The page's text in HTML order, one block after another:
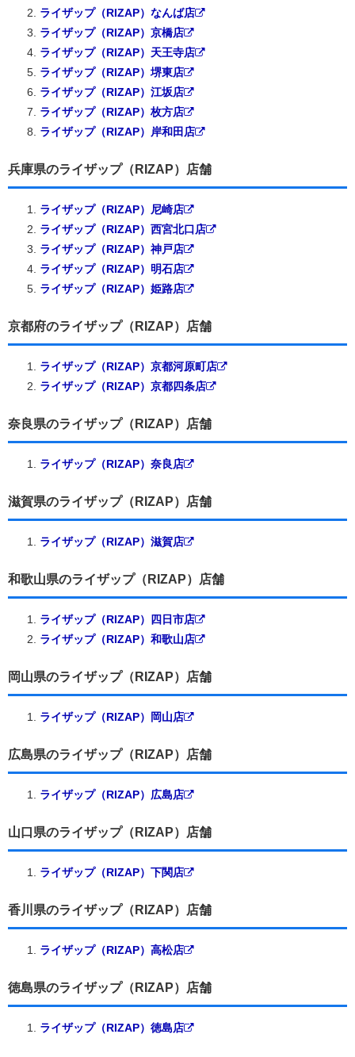
ライザップ（RIZAP）なんば店
ライザップ（RIZAP）京橋店
ライザップ（RIZAP）天王寺店
ライザップ（RIZAP）堺東店
ライザップ（RIZAP）江坂店
ライザップ（RIZAP）枚方店
ライザップ（RIZAP）岸和田店
兵庫県のライザップ（RIZAP）店舗
ライザップ（RIZAP）尼崎店
ライザップ（RIZAP）西宮北口店
ライザップ（RIZAP）神戸店
ライザップ（RIZAP）明石店
ライザップ（RIZAP）姫路店
京都府のライザップ（RIZAP）店舗
ライザップ（RIZAP）京都河原町店
ライザップ（RIZAP）京都四条店
奈良県のライザップ（RIZAP）店舗
ライザップ（RIZAP）奈良店
滋賀県のライザップ（RIZAP）店舗
ライザップ（RIZAP）滋賀店
和歌山県のライザップ（RIZAP）店舗
ライザップ（RIZAP）四日市店
ライザップ（RIZAP）和歌山店
岡山県のライザップ（RIZAP）店舗
ライザップ（RIZAP）岡山店
広島県のライザップ（RIZAP）店舗
ライザップ（RIZAP）広島店
山口県のライザップ（RIZAP）店舗
ライザップ（RIZAP）下関店
香川県のライザップ（RIZAP）店舗
ライザップ（RIZAP）高松店
徳島県のライザップ（RIZAP）店舗
ライザップ（RIZAP）徳島店